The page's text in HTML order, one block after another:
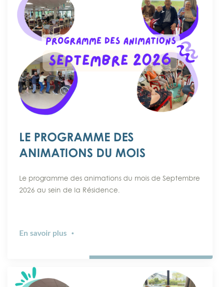
LE PROGRAMME DES
ANIMATIONS DU MOIS
Le programme des animations du mois de Septembre
2026 au sein de la Résidence.
En savoir plus